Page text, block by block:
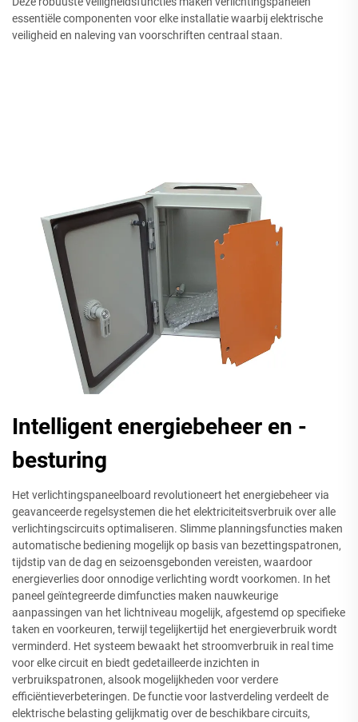
essentiële componenten voor elke installatie waarbij elektrische
veiligheid en naleving van voorschriften centraal staan.
Intelligent energiebeheer en -
besturing
Het verlichtingspaneelboard revolutioneert het energiebeheer via
geavanceerde regelsystemen die het elektriciteitsverbruik over alle
verlichtingscircuits optimaliseren. Slimme planningsfuncties maken
automatische bediening mogelijk op basis van bezettingspatronen,
tijdstip van de dag en seizoensgebonden vereisten, waardoor
energieverlies door onnodige verlichting wordt voorkomen. In het
paneel geïntegreerde dimfuncties maken nauwkeurige
aanpassingen van het lichtniveau mogelijk, afgestemd op specifieke
taken en voorkeuren, terwijl tegelijkertijd het energieverbruik wordt
verminderd. Het systeem bewaakt het stroomverbruik in real time
voor elke circuit en biedt gedetailleerde inzichten in
verbruikspatronen, alsook mogelijkheden voor verdere
efficiëntieverbeteringen. De functie voor lastverdeling verdeelt de
elektrische belasting gelijkmatig over de beschikbare circuits,